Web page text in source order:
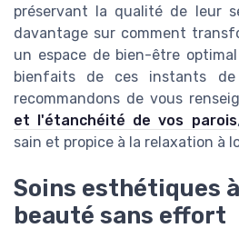
préservant la qualité de leur
davantage sur comment
un espace de bien-être
bienfaits de ces instants
recommandons de vous
et l'étanchéité de vos parois
sain et propice à la relaxation à
Soins esthétiques
beauté sans effort